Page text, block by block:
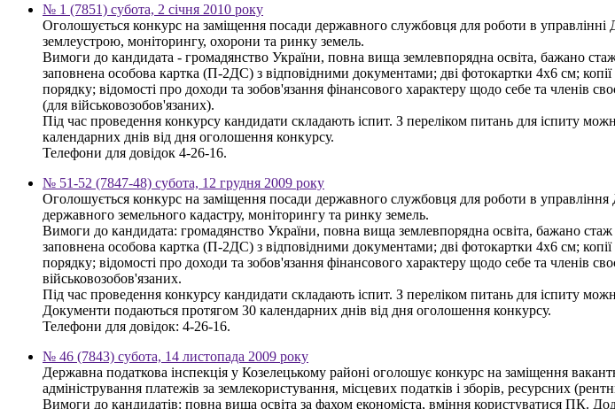
№ 1 (7851) субота, 2 січня 2010 року
Оголошується конкурс на заміщення посади державного службовця для роботи в управлінні
землеустрою, моніторингу, охорони та ринку земель.
Вимоги до кандидата - громадянство України, повна вища землевпорядна освіта, бажано
заповнена особова картка (П-2ДС) з відповідними документами; дві фотокартки 4х6 см;
порядку; відомості про доходи та зобов'язання фінансового характеру щодо себе та членів
(для військовозобов'язаних).
Під час проведення конкурсу кандидати складають іспит. З переліком питань для іспиту
календарних днів від дня оголошення конкурсу.
Телефони для довідок 4-26-16.
№ 51-52 (7847-48) субота, 12 грудня 2009 року
Оголошується конкурс на заміщення посади державного службовця для роботи в управління
державного земельного кадастру, моніторингу та ринку земель.
Вимоги до кандидата: громадянство України, повна вища землевпорядна освіта, бажано
заповнена особова картка (П-2ДС) з відповідними документами; дві фотокартки 4х6 см;
порядку; відомості про доходи та зобов'язання фінансового характеру щодо себе та членів
військовозобов'язаних.
Під час проведення конкурсу кандидати складають іспит. З переліком питань для іспиту
Документи подаються протягом 30 календарних днів від дня оголошення конкурсу.
Телефони для довідок: 4-26-16.
№ 46 (7843) субота, 14 листопада 2009 року
Державна податкова інспекція у Козелецькому районі оголошує конкурс на заміщення
адміністрування платежів за землекористування, місцевих податків і зборів, ресурсних
Вимоги до кандидатів: повна вища освіта за фахом економіста, вміння користуватися ПК.